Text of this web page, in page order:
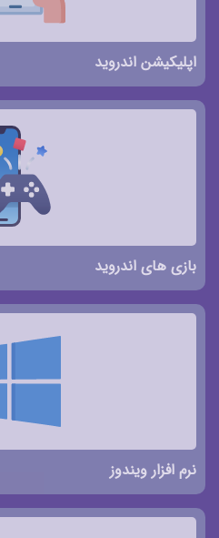
اپلیکیشن اندروید
بازی های اندروید
نرم افزار ویندوز